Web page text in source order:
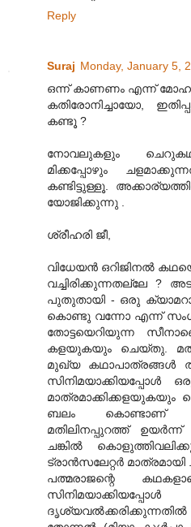
Reply
Suraj Monday, January 5,
ഒന്ന് കാണണം എന്ന്
കതിരോനിച്ചായോ,
കണ്ടൂ ?
നോവലുകളും
മിക്കപ്പോഴും
കണ്ടിട്ടുള്ളൂ.
യോജിക്കുന്നു .
ശ്രീഹരി ജീ,
വിധേയന്‍ ഒറിജിനല്‍
വച്ചിരിക്കുന്നതല്ലേ ?
പുതുതായി - ഒരു
കൊണ്ടു വന്നോ എന്ന്
തോട്ടയെറിയുന്ന
കളയുകയും ചെയ്തു.
മുഖ്യ കഥാപാത്രങ്ങള്‍
സിനിമയാക്കിയപ്പോള്‍
ബലം കൊണ്ടാണ്
മതിലിനപ്പുറത്ത്
ചങ്കില്‍
ട്രാന്‍സലേറ്റര്‍
പത്മരാജന്റെ
ദൃശ്യവല്‍ക്കരിക്കുന്നതില്‍